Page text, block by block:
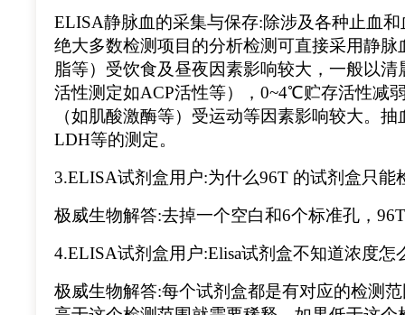
ELISA静脉血的采集与保存:除涉及各种止血
绝大多数检测项目的分析检测可直接采用静
脂等）受饮食及昼夜因素影响较大，一般以
活性测定如ACP活性等），0~4℃贮存活性减
（如肌酸激酶等）受运动等因素影响较大。
LDH等的测定。
3.ELISA试剂盒用户:为什么96T 的试剂盒只能
极威生物解答:去掉一个空白和6个标准孔，
4.ELISA试剂盒用户:Elisa试剂盒不知道浓度怎
极威生物解答:每个试剂盒都是有对应的检测